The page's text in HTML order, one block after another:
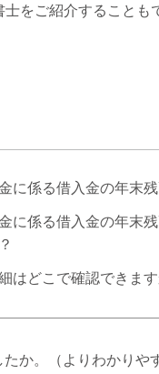
をご紹介することも
に係る借入金の年末
に係る借入金の年末
はどこで確認できます
か。（よりわかりや